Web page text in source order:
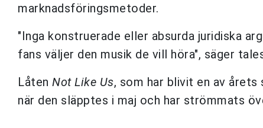
marknadsföringsmetoder.
"Inga konstruerade eller absurda juridiska
fans väljer den musik de vill höra", säger
Låten Not Like Us, som har blivit en av
när den släpptes i maj och har strömmats